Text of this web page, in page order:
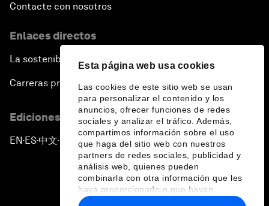
Esta página web usa cookies
Las cookies de este sitio web se usan
para personalizar el contenido y los
anuncios, ofrecer funciones de redes
sociales y analizar el tráfico. Además,
compartimos información sobre el uso
que haga del sitio web con nuestros
partners de redes sociales, publicidad y
análisis web, quienes pueden
combinarla con otra información que les
haya proporcionado o que hayan
recopilado a partir del uso que haya
Contacte con nosotros
Enlaces directos
La sostenibilidad en el Foro
Carreras profesionales
Ediciones en otros idiomas
EN ▪ES▪中文▪ 日本語